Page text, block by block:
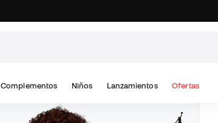
Complementos Niños Lanzamientos Ofertas